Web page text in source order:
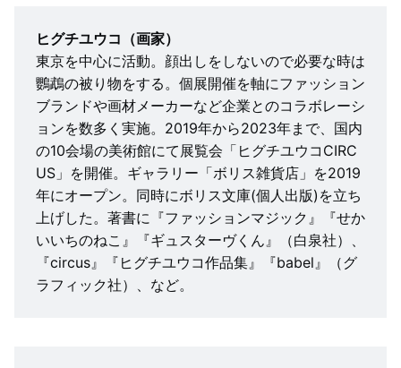
ヒグチユウコ（画家）
東京を中心に活動。顔出しをしないので必要な時は
鸚鵡の被り物をする。個展開催を軸にファッション
ブランドや画材メーカーなど企業とのコラボレーシ
ョンを数多く実施。2019年から2023年まで、国内
の10会場の美術館にて展覧会「ヒグチユウコCIRC
US」を開催。ギャラリー「ボリス雑貨店」を2019
年にオープン。同時にボリス文庫(個人出版)を立ち
上げした。著書に『ファッションマジック』『せか
いいちのねこ』『ギュスターヴくん』（白泉社）、
『circus』『ヒグチユウコ作品集』『babel』（グ
ラフィック社）、など。